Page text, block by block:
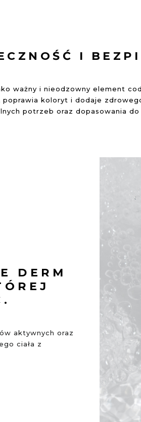
I
ważny i nieodzowny element
koloryt i dodaje
potrzeb oraz dopasowania
DERM
aktywnych oraz
ciała z